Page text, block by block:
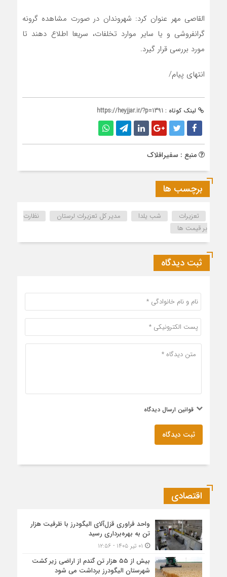
القاصی مهر عنوان کرد: شهروندان در صورت مشاهده گرونه
گرانفروشی و یا سایر موارد تخلفات، سریعا اطلاع دهند تا
مورد بررسی قرار گیرد.
انتهای پیام/
لینک کوتاه : https://heyjjar.ir/?p=1391
منبع : سفیرافلاک
برچسب ها
تعزیرات شب یلدا مدیر کل تعزیرات لرستان
نظارت
بر قیمت ها
ثبت دیدگاه
قوانین ارسال دیدگاه
ثبت دیدگاه
اقتصادی
واحد فراوری قزل‌آلای الیگودرز با ظرفیت هزار
تن به بهره‌برداری رسید
بیش از ۵۵ هزار تن گندم از اراضی زیر کشت
شهرستان الیگودرز برداشت می شود